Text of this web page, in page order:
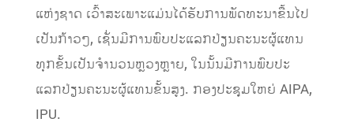
ແຫ່ງຊາດ ເວົ້າສະເພາະ​ແມ່ນ​ໄດ້​ຮັບ​ການ​ພັດທະນາ​ຂື້ນໄປ
ເປັນກ້າວໆ, ​ເຊັ່ນມີ​ການ​ພົບ​ປະ​ແລກປ່ຽນ​ຄະນະ​ຜູ້​ແທນ​
ທຸກ​ຂັ້ນ​ເປັນ​ຈຳນວນ​ຫຼວງ​ຫຼາຍ, ​ໃນ​ນັ້ນ​ມີ​ການ​ພົບ​ປະ​
ແລກປ່ຽນ​ຄະນະ​ຜູ້​ແທນ​ຂັ້ນ​ສູງ. ກອງປະຊຸມໃຫຍ່ AIPA,
IPU.